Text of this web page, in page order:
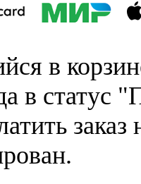
в
в статус
заказ